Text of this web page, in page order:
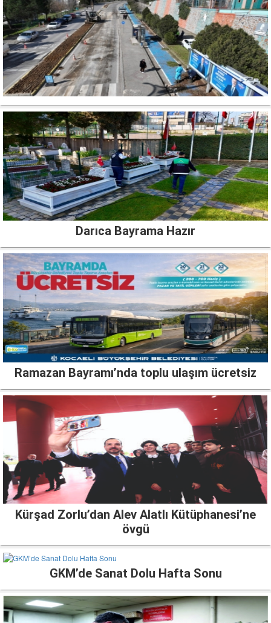
Darıca Bayrama Hazır
Ramazan Bayramı’nda toplu ulaşım ücretsiz
Kürşad Zorlu’dan Alev Alatlı Kütüphanesi’ne
övgü
GKM’de Sanat Dolu Hafta Sonu